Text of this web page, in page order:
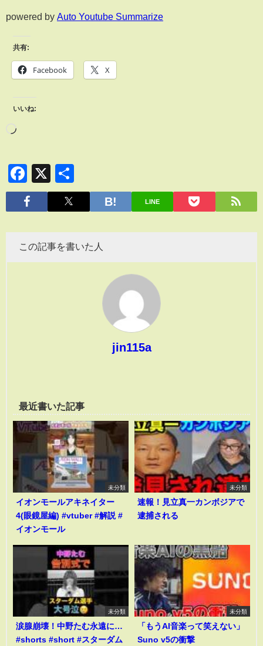
powered by Auto Youtube Summarize
共有:
Facebook X
いいね:
Facebook
X
有
LINE
この記事を書いた人
jin115a
最近書いた記事
未分類
イオンモールアキネイター
4(眼鏡屋編) #vtuber #解説 #
イオンモール
未分類
速報！見立真一カンボジアで
逮捕される
未分類
涙腺崩壊！中野たむ永遠に…
#shorts #short #スターダム
未分類
「もうAI音楽って笑えない」
Suno v5の衝撃